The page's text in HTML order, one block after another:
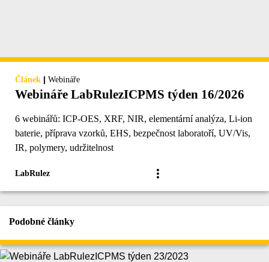
Článek | Webináře
Webináře LabRulezICPMS týden 16/2026
6 webinářů: ICP-OES, XRF, NIR, elementární analýza, Li-ion
baterie, příprava vzorků, EHS, bezpečnost laboratoří, UV/Vis,
IR, polymery, udržitelnost
LabRulez
Podobné články